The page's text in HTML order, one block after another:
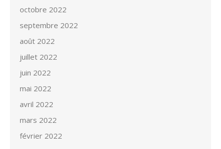
octobre 2022
septembre 2022
août 2022
juillet 2022
juin 2022
mai 2022
avril 2022
mars 2022
février 2022